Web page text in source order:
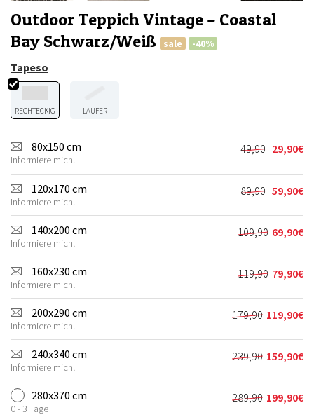
Outdoor Teppich Vintage – Coastal
Bay Schwarz/Weiß
sale -40%
Tapeso
RECHTECKIG LÄUFER
80x150 cm
Informiere mich!
49,90
Preis
war:
49,90€
29,90€
Aktueller
Preis
ist:
29,90€.
120x170 cm
Informiere mich!
89,90
Preis
war:
89,90€
59,90€
Aktueller
Preis
ist:
59,90€.
140x200 cm
Informiere mich!
109,90
Preis
war:
109,90€
69,90€
Aktueller
Preis
ist:
69,90€.
160x230 cm
Informiere mich!
119,90
Preis
war:
119,90€
79,90€
Aktueller
Preis
ist:
79,90€.
200x290 cm
Informiere mich!
179,90
Preis
war:
179,90€
119,90€
Aktueller
Preis
ist:
119,90€.
240x340 cm
Informiere mich!
239,90
Preis
war:
239,90€
159,90€
Aktueller
Preis
ist:
159,90€.
280x370 cm
0 - 3 Tage
289,90 199,90€
Aktueller